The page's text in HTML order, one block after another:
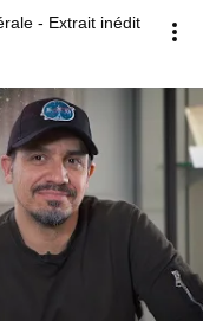
- Extrait inédit